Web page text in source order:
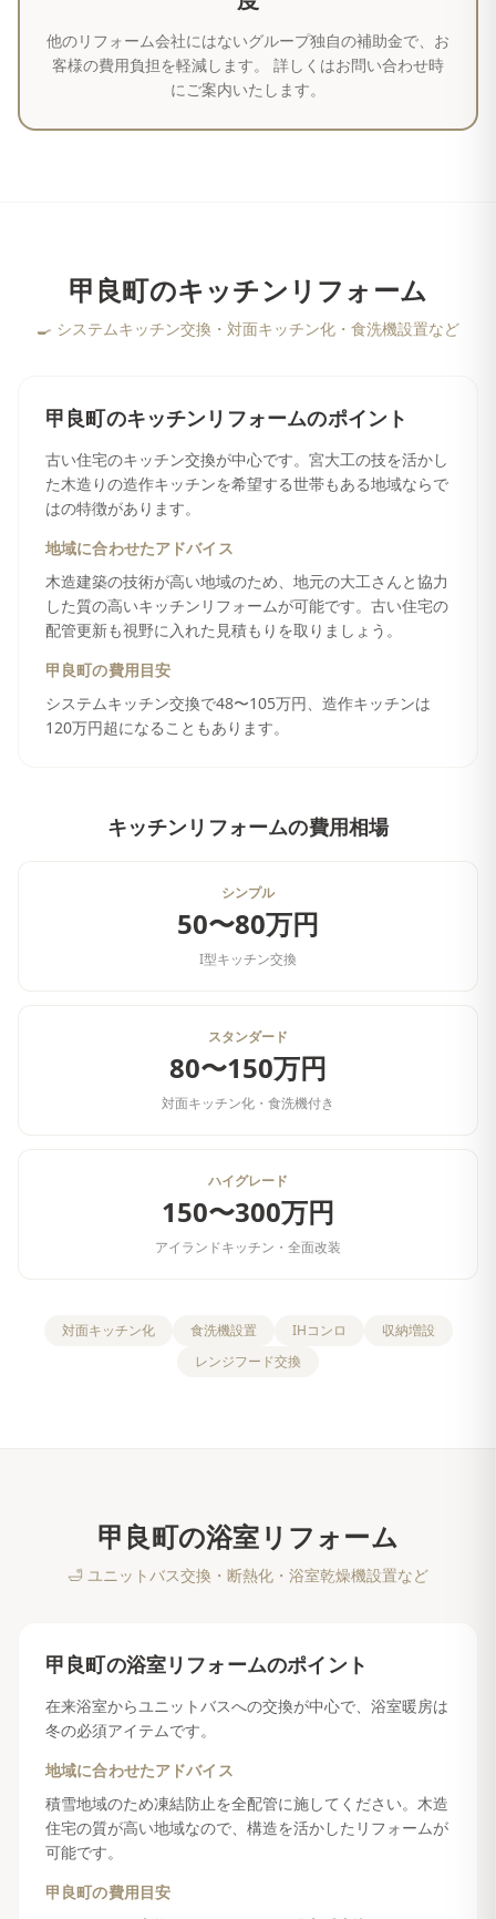
他のリフォーム会社にはないグループ独自の補助金で、お
客様の費用負担を軽減します。 詳しくはお問い合わせ時
にご案内いたします。
甲良町のキッチンリフォーム
🍳 システムキッチン交換・対面キッチン化・食洗機設置など
甲良町 のキッチンリフォームのポイント
古い住宅のキッチン交換が中心です。宮大工の技を活かし
た木造りの造作キッチンを希望する世帯もある地域ならで
はの特徴があります。
地域に合わせたアドバイス
木造建築の技術が高い地域のため、地元の大工さんと協力
した質の高いキッチンリフォームが可能です。古い住宅の
配管更新も視野に入れた見積もりを取りましょう。
甲良町の費用目安
システムキッチン交換で48〜105万円、造作キッチンは
120万円超になることもあります。
キッチンリフォームの費用相場
シンプル
50〜80万円
I型キッチン交換
スタンダード
80〜150万円
対面キッチン化・食洗機付き
ハイグレード
150〜300万円
アイランドキッチン・全面改装
対面キッチン化 食洗機設置 IHコンロ
収納増設
レンジフード交換
甲良町の浴室リフォーム
🛁 ユニットバス交換・断熱化・浴室乾燥機設置など
甲良町 の浴室リフォームのポイント
在来浴室からユニットバスへの交換が中心で、浴室暖房は
冬の必須アイテムです。
地域に合わせたアドバイス
積雪地域のため凍結防止を全配管に施してください。木造
住宅の質が高い地域なので、構造を活かしたリフォームが
可能です。
甲良町の費用目安